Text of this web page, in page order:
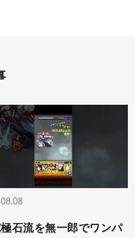
石流を無一郎でワンパ